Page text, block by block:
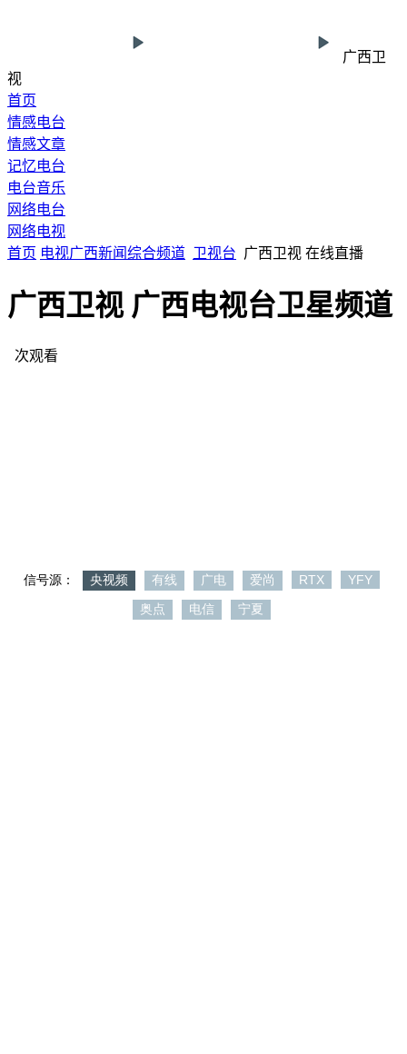
广西卫
视
首页
情感电台
情感文章
记忆电台
电台音乐
网络电台
网络电视
首页 电视广西新闻综合频道 卫视台 广西卫视 在线直播
广西卫视 广西电视台卫星频道
次观看